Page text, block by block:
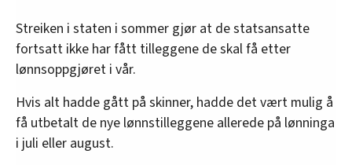
Streiken i staten i sommer gjør at de statsansatte
fortsatt ikke har fått tilleggene de skal få etter
lønnsoppgjøret i vår.
Hvis alt hadde gått på skinner, hadde det vært mulig å
få utbetalt de nye lønnstilleggene allerede på lønninga
i juli eller august.